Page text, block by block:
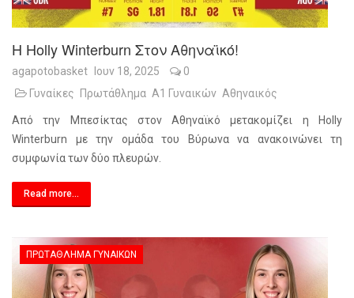
Η Holly Winterburn Στον Αθηναϊκό!
agapotobasket Ιουν 18, 2025
0
Γυναίκες
Πρωτάθλημα Α1 Γυναικών Αθηναικός
Από την Μπεσίκτας στον Αθηναϊκό μετακομίζει η Holly
Winterburn με την ομάδα του Βύρωνα να ανακοινώνει τη
συμφωνία των δύο πλευρών.
Read more...
ΠΡΩΤΆΘΛΗΜΑ ΓΥΝΑΙΚΏΝ